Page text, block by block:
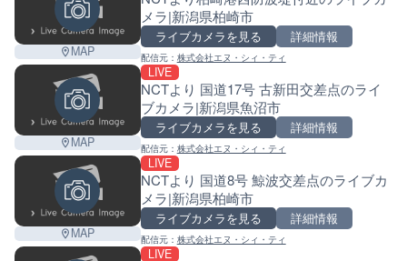
MAP
メラ|新潟県柏崎市
ライブカメラを見る 詳細情報
配信元： 株式会社エヌ・シィ・ティ
MAP
LIVE
NCTより 国道17号 古新田交差点のライ
ブカメラ|新潟県魚沼市
ライブカメラを見る 詳細情報
配信元： 株式会社エヌ・シィ・ティ
MAP
LIVE
NCTより 国道8号 鯨波交差点のライブカ
メラ|新潟県柏崎市
ライブカメラを見る 詳細情報
配信元： 株式会社エヌ・シィ・ティ
LIVE